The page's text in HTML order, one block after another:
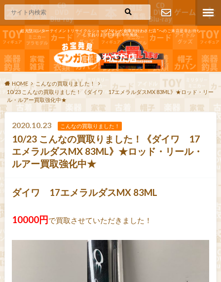
超大型エンターテイメントリサイクルショップ"マンガ倉庫大分わさだ店"へのご来店是非お待ち
しております!365日年中無休
お問い合わ
せ
HOME
こんなの買取りました！
10/23 こんなの買取りました！《ダイワ 17エメラルダスMX 83ML》★ロッド・リー
ル・ルアー買取強化中★
2020.10.23 こんなの買取りました！
10/23 こんなの買取りました！《ダイワ 17
エメラルダスMX 83ML》★ロッド・リール・
ルアー買取強化中★
ダイワ 17エメラルダスMX 83ML
10000円 で買取させていただきました！